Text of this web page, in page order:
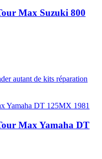
Max Suzuki 800
autant de kits réparation
Max Yamaha DT